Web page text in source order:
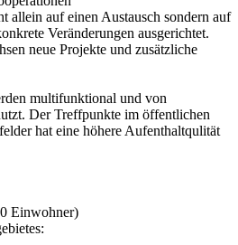
allein auf einen Austausch sondern auf
Veränderungen ausgerichtet.
neue Projekte und zusätzliche
multifunktional und von
Der Treffpunkte im öffentlichen
hat eine höhere Aufenthaltqulität
Einwohner)